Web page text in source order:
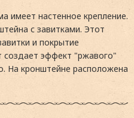
имеет настенное крепление.
с завитками. Этот
и покрытие
создает эффект "ржавого"
На кронштейне расположена